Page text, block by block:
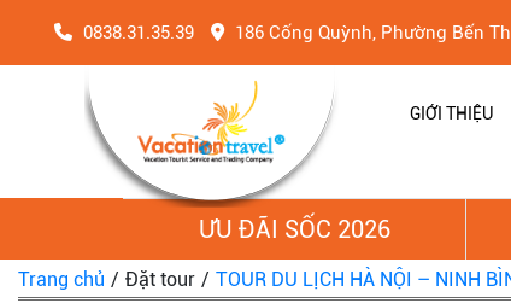
0838.31.35.39 186 Cống Quỳnh, Phường Bến
GIỚI THIỆU
ƯU ĐÃI SỐC 2026
Trang chủ / Đặt tour / TOUR DU LỊCH HÀ NỘI – NINH